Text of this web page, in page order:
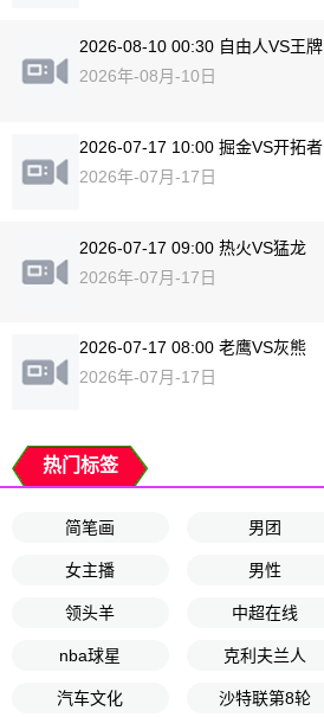
2026-08-10 00:30 自由人VS王牌
2026年-08月-10日
2026-07-17 10:00 掘金VS开拓者
2026年-07月-17日
2026-07-17 09:00 热火VS猛龙
2026年-07月-17日
2026-07-17 08:00 老鹰VS灰熊
2026年-07月-17日
热门标签
简笔画 男团
女主播 男性
领头羊 中超在线
nba球星 克利夫兰人
汽车文化 沙特联第8轮